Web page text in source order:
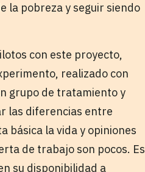
la pobreza y seguir siendo
con este proyecto,
realizado con
grupo de tratamiento y
las diferencias entre
básica la vida y opiniones
de trabajo son pocos. Es
su disponibilidad a